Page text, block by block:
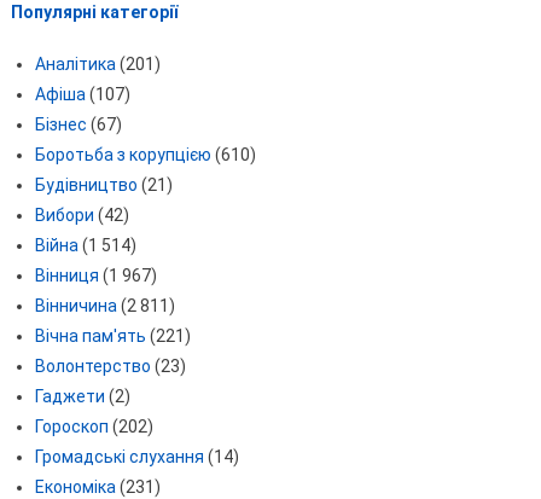
Популярні категорії
Аналітика (201)
Афіша (107)
Бізнес (67)
Боротьба з корупцією (610)
Будівництво (21)
Вибори (42)
Війна (1 514)
Вінниця (1 967)
Вінничина (2 811)
Вічна пам'ять (221)
Волонтерство (23)
Гаджети (2)
Гороскоп (202)
Громадські слухання (14)
Економіка (231)